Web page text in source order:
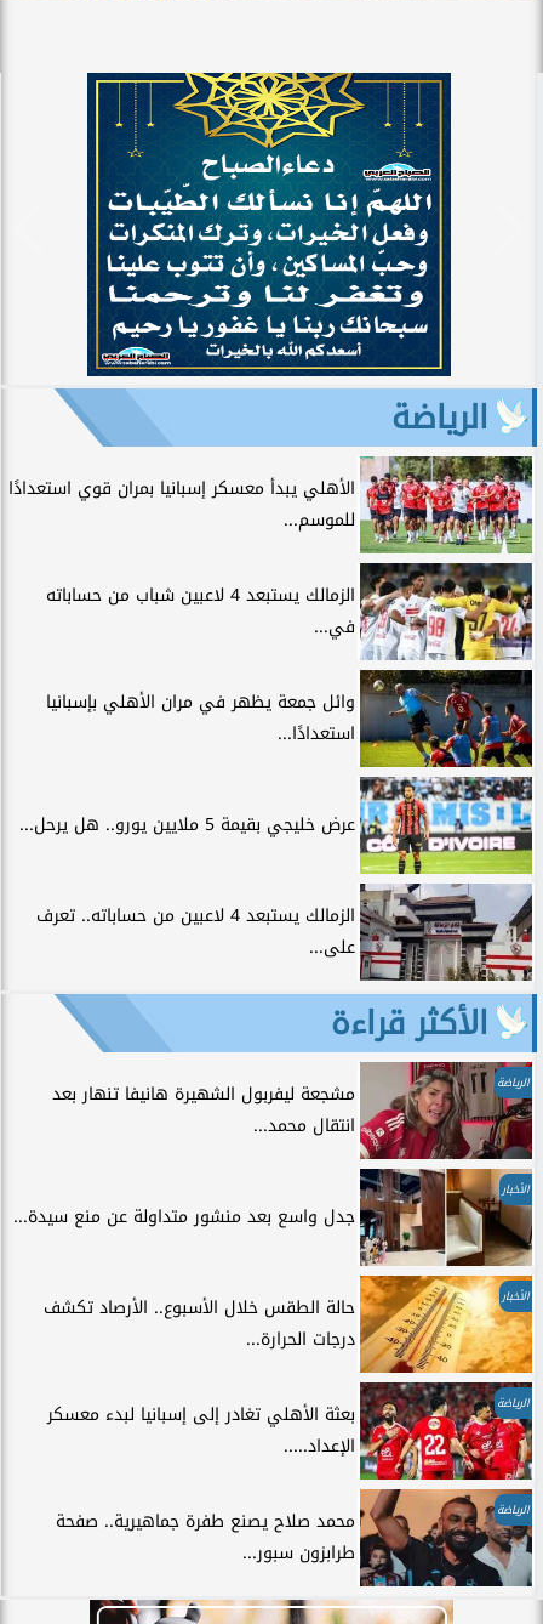
الرياضة
الأهلي يبدأ معسكر إسبانيا بمران قوي استعدادًا
للموسم...
الزمالك يستبعد 4 لاعبين شباب من حساباته
في...
وائل جمعة يظهر في مران الأهلي بإسبانيا
استعدادًا...
عرض خليجي بقيمة 5 ملايين يورو.. هل يرحل...
الزمالك يستبعد 4 لاعبين من حساباته.. تعرف
على...
الأكثر قراءة
الرياضة
مشجعة ليفربول الشهيرة هانيفا تنهار بعد
انتقال محمد...
الأخبار
جدل واسع بعد منشور متداولة عن منع سيدة...
الأخبار
حالة الطقس خلال الأسبوع.. الأرصاد تكشف
درجات الحرارة...
الرياضة
بعثة الأهلي تغادر إلى إسبانيا لبدء معسكر
الإعداد.....
الرياضة
محمد صلاح يصنع طفرة جماهيرية.. صفحة
طرابزون سبور...